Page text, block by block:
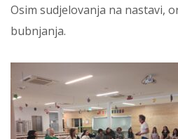
Osim sudjelovanja na nastavi,
bubnjanja.